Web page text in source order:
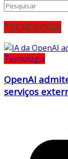
TECNOLOGIA
Tecnologia
OpenAI
serviços